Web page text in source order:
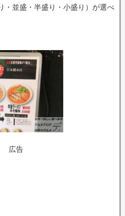
・並盛・半盛り・小盛り）が選べ
広告